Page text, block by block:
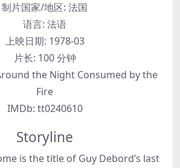
制片国家/地区: 法国
语言: 法语
上映日期: 1978-03
片长: 100 分钟
the Night Consumed by the
Fire
IMDb: tt0240610
Storyline
is the title of Guy Debord’s last